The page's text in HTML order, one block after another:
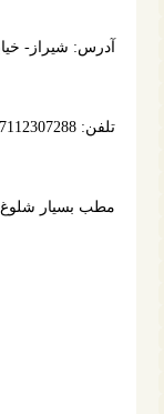
آدرس: شیراز-
تلفن: 07112307288
مطب بسیار شلوغ